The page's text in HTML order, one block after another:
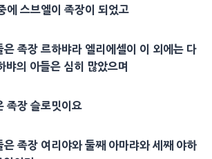
에 스브엘이 족장이 되었고
은 족장 르하뱌라 엘리에셀이 이 외에는 다
뱌의 아들은 심히 많았으며
족장 슬로밋이요
은 족장 여리야와 둘째 아마랴와 세째 야하